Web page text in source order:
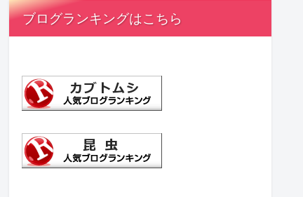
ブログランキングはこちら